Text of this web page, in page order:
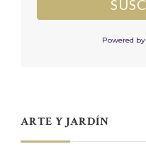
Powered by
ARTE Y JARDÍN